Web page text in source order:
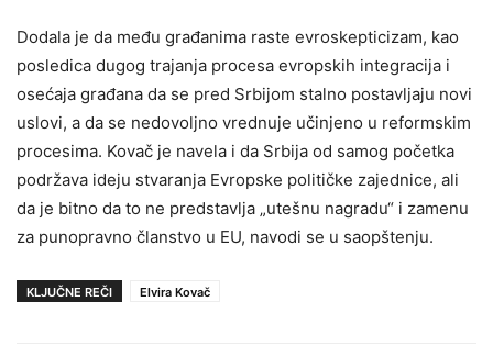
Dodala je da među građanima raste evroskepticizam, kao
posledica dugog trajanja procesa evropskih integracija i
osećaja građana da se pred Srbijom stalno postavljaju novi
uslovi, a da se nedovoljno vrednuje učinjeno u reformskim
procesima. Kovač je navela i da Srbija od samog početka
podržava ideju stvaranja Evropske političke zajednice, ali
da je bitno da to ne predstavlja „utešnu nagradu“ i zamenu
za punopravno članstvo u EU, navodi se u saopštenju.
KLJUČNE REČI Elvira Kovač